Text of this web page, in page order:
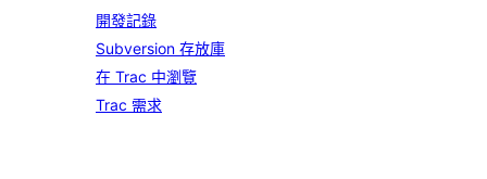
開發記錄
Subversion 存放庫
在 Trac 中瀏覽
Trac 需求